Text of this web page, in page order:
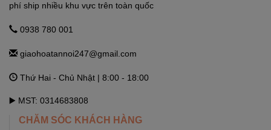
phí ship nhiều khu vực trên toàn quốc
0938 780 001
giaohoatannoi247@gmail.com
Thứ Hai - Chủ Nhật | 8:00 - 18:00
▶️ MST: 0314683808
CHĂM SÓC KHÁCH HÀNG
GHTN247_SHOP HOA THANH OAI
Số 7 Dốc Mọc - Cao Dương - Thanh Oai - Hà Nội Hà Nội
Hà Nội